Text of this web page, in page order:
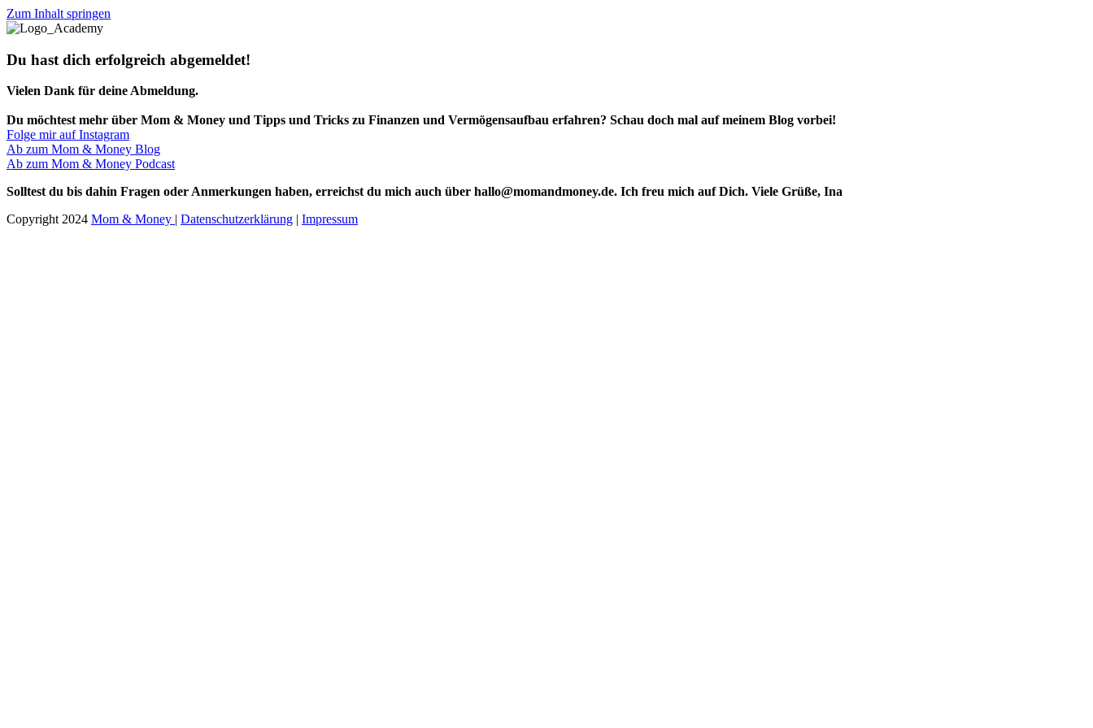
Zum Inhalt springen
Du hast dich erfolgreich abgemeldet!
Vielen Dank für deine Abmeldung.
Du möchtest mehr über Mom & Money und Tipps und Tricks zu Finanzen und Vermögensaufbau erfahren? Schau doch mal auf meinem Blog vorbei!
Folge mir auf Instagram
Ab zum Mom & Money Blog
Ab zum Mom & Money Podcast
Solltest du bis dahin Fragen oder Anmerkungen haben, erreichst du mich auch über hallo@momandmoney.de. Ich freu mich auf Dich. Viele Grüße, Ina
Copyright 2024 Mom & Money | Datenschutzerklärung | Impressum